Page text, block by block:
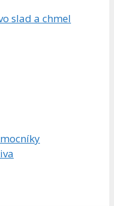
slad a chmel